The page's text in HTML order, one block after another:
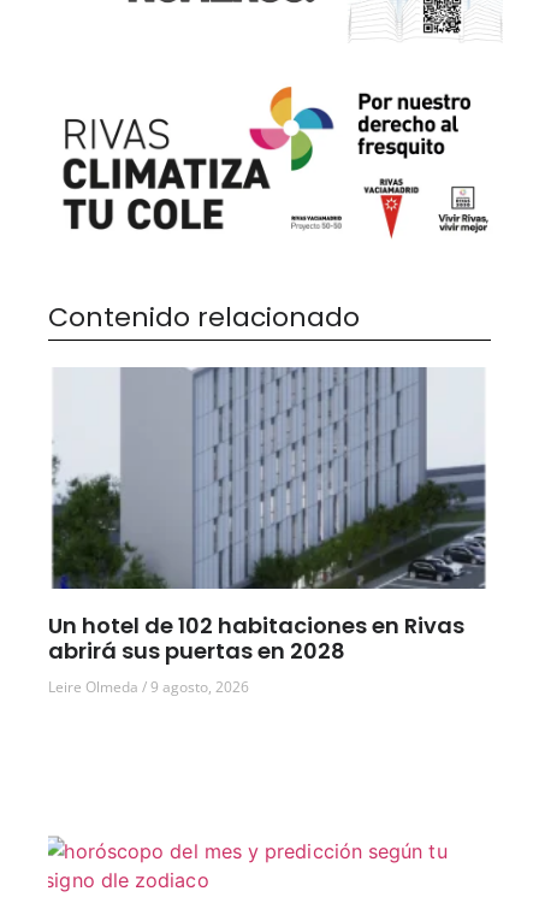
Contenido relacionado
Un hotel de 102 habitaciones en Rivas
abrirá sus puertas en 2028
Leire Olmeda 9 agosto, 2026